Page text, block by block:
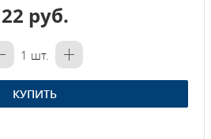
22 руб.
1 шт.
КУПИТЬ